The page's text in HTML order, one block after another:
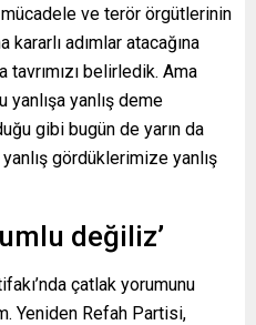
ve terör örgütlerinin
adımlar atacağına
tavrımızı belirledik. Ama
yanlışa yanlış deme
gibi bugün de yarın da
gördüklerimize yanlış
değiliz’
çatlak yorumunu
Yeniden Refah Partisi,